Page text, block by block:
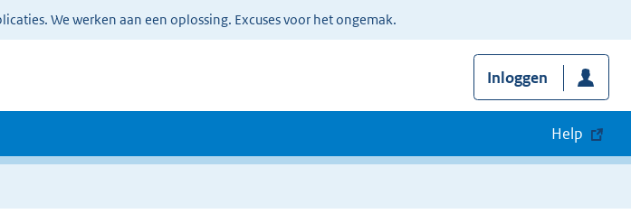
We werken aan een oplossing. Excuses voor het ongemak.
Inloggen
Help